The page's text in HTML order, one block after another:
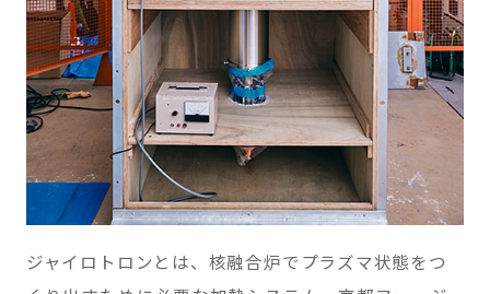
ジャイロトロンとは、核融合炉でプラズマ状態をつ